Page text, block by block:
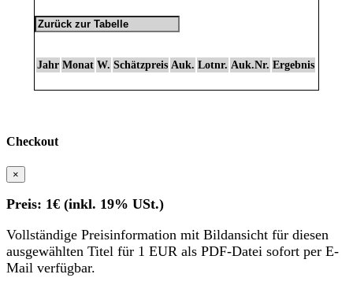
Jahr Monat W. Schätzpreis Auk. Lotnr. Auk.Nr. Ergebnis
Checkout
×
Preis: 1€ (inkl. 19% USt.)
Vollständige Preisinformation mit Bildansicht für diesen
ausgewählten Titel für 1 EUR als PDF-Datei sofort per E-
Mail verfügbar.